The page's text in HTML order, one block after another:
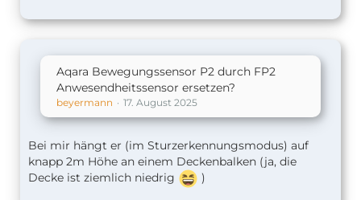
Aqara Bewegungssensor P2 durch FP2
Anwesendheitssensor ersetzen?
beyermann 17. August 2025
Bei mir hängt er (im Sturzerkennungsmodus) auf
knapp 2m Höhe an einem Deckenbalken (ja, die
Decke ist ziemlich niedrig
)